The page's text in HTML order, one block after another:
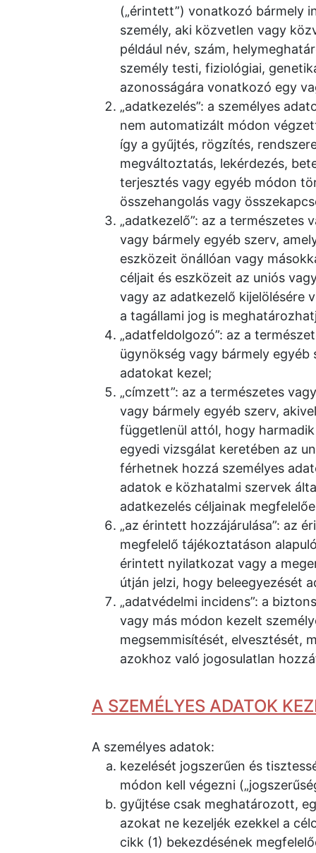
(„érintett”) vonatkozó bármely
személy, aki közvetlen vagy
például név, szám,
személy testi, fiziológiai,
azonosságára vonatkozó egy
„adatkezelés”: a személyes
nem automatizált módon
így a gyűjtés, rögzítés,
megváltoztatás, lekérdezés,
terjesztés vagy egyéb módon
összehangolás vagy
„adatkezelő”: az a természetes
vagy bármely egyéb szerv,
eszközeit önállóan vagy
céljait és eszközeit az uniós
vagy az adatkezelő kijelölésére
a tagállami jog is
„adatfeldolgozó”: az a
ügynökség vagy bármely egyéb
adatokat kezel;
„címzett”: az a természetes
vagy bármely egyéb szerv,
függetlenül attól, hogy
egyedi vizsgálat keretében az
férhetnek hozzá személyes
adatok e közhatalmi szervek
adatkezelés céljainak
„az érintett hozzájárulása”: az
megfelelő tájékoztatáson
érintett nyilatkozat vagy a
útján jelzi, hogy beleegyezését
„adatvédelmi incidens”: a
vagy más módon kezelt
megsemmisítését, elvesztését,
azokhoz való jogosulatlan
A SZEMÉLYES ADATOK
A személyes adatok:
kezelését jogszerűen és
módon kell végezni
gyűjtése csak meghatározott,
azokat ne kezeljék ezekkel a
cikk (1) bekezdésének